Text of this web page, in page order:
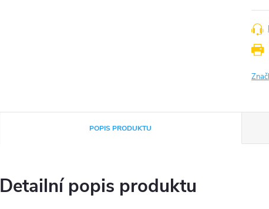
POPIS PRODUKTU
Detailní popis produktu